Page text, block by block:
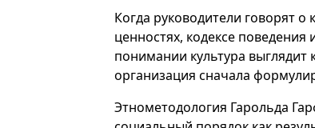
Когда руководители говорят
ценностях, кодексе
понимании культура выглядит
организация сначала
Этнометодология Гарольда